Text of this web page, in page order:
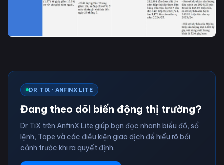
DR TIX · ANFINX LITE
Đang theo dõi biến động thị trường?
Dr TiX trên AnfinX Lite giúp bạn đọc nhanh biểu đồ, sổ
lệnh, Tape và các điều kiện giao dịch để hiểu rõ bối
cảnh trước khi ra quyết định.